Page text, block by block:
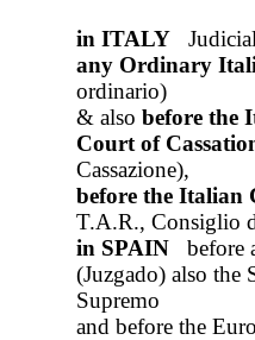
in ITALY
any Ordinary
ordinario)
& also before the
Court of
Cassazione),
before the Italian
T.A.R., Consiglio
in SPAIN before
(Juzgado) also the
Supremo
and before the